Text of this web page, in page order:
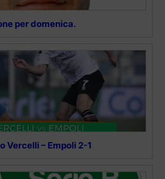
per domenica.
Vercelli – Empoli 2-1